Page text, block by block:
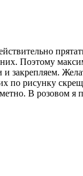
Поэтому
закрепляем.
по рисунку
В розовом